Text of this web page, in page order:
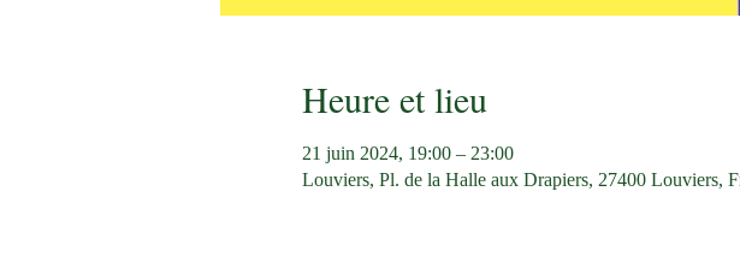
Heure et lieu
21 juin 2024, 19:00 – 23:00
Louviers, Pl. de la Halle aux Drapiers, 27400 Louviers,